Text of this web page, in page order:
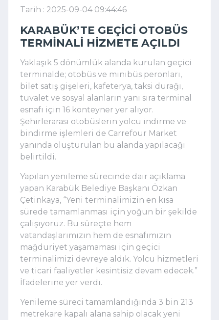
Tarih : 2025-09-04 09:44:46
KARABÜK’TE GEÇICI OTOBÜS
TERMINALI HIZMETE AÇILDI
Yaklaşık 5 dönümlük alanda kurulan geçici
terminalde; otobüs ve minibüs peronları,
bilet satış gişeleri, kafeterya, taksi durağı,
tuvalet ve sosyal alanların yanı sıra terminal
esnafı için 16 konteyner yer alıyor.
Şehirlerarası otobüslerin yolcu indirme ve
bindirme işlemleri de Carrefour Market
yanında oluşturulan bu alanda yapılacağı
belirtildi.
Yapılan yenileme sürecinde dair açıklama
yapan Karabük Belediye Başkanı Özkan
Çetinkaya, “Yeni terminalimizin en kısa
sürede tamamlanması için yoğun bir şekilde
çalışıyoruz. Bu süreçte hem
vatandaşlarımızın hem de esnafımızın
mağduriyet yaşamaması için geçici
terminalimizi devreye aldık. Yolcu hizmetleri
ve ticari faaliyetler kesintisiz devam edecek.”
İfadelerine yer verdi.
Yenileme süreci tamamlandığında 3 bin 213
metrekare kapalı alana sahip olacak yeni